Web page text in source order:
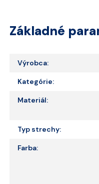
Základné
Výrobca:
Kategórie:
Materiál:
Typ strechy:
Farba: